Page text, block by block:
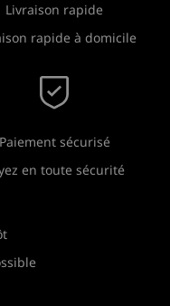
Livraison rapide
rapide à domicile
Paiement sécurisé
en toute sécurité